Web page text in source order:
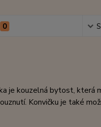
0
je kouzelná bytost, která
Konvičku je také